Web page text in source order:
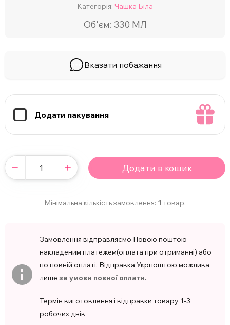
Категорія: Чашка Біла
Об'єм: 330 МЛ
Вказати побажання
Додати пакування
Додати в кошик
Мінімальна кількість замовлення: 1 товар.
Замовлення відправляємо Новою поштою
накладеним платежем(оплата при отриманні) або
по повній оплаті. Відправка Укрпоштою можлива
лише за умови повної оплати.
Термін виготовлення і відправки товару 1-3
робочих днів